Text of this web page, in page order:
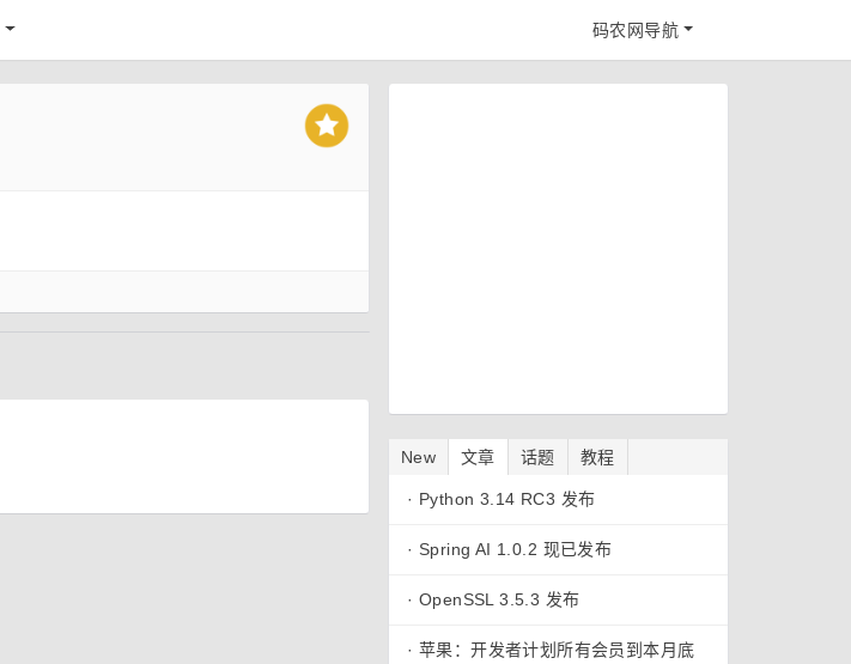
码农网导航
New 文章 话题 教程
· Python 3.14 RC3 发布
· Spring AI 1.0.2 现已发布
· OpenSSL 3.5.3 发布
· 苹果：开发者计划所有会员到本月底